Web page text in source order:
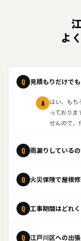
よ
Q 見積もりだけで
A
はい、もち
っておりま
せんので、
Q 雨漏りしている
認し、応急
Q 火災保険で屋根
は、火災保
Q 工事期間はどれ
根修理であ
Q 江戸川区への出